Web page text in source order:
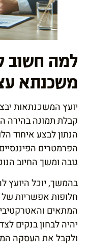
למה חשוב
משכנתא
יועץ המשכנתאות
קבלת תמונה בהירה
הנתון לבצע איחוד
הפרמטרים
גובה ומשך החיוב
בהמשך, יוכל היועץ
חלופות אפשריות של
המתאים
יהיה לבחון בנקים
ולקבל את העסקה